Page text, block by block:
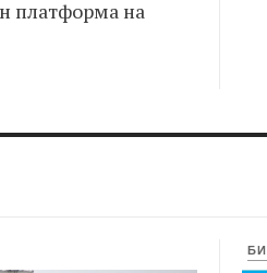
платформа на